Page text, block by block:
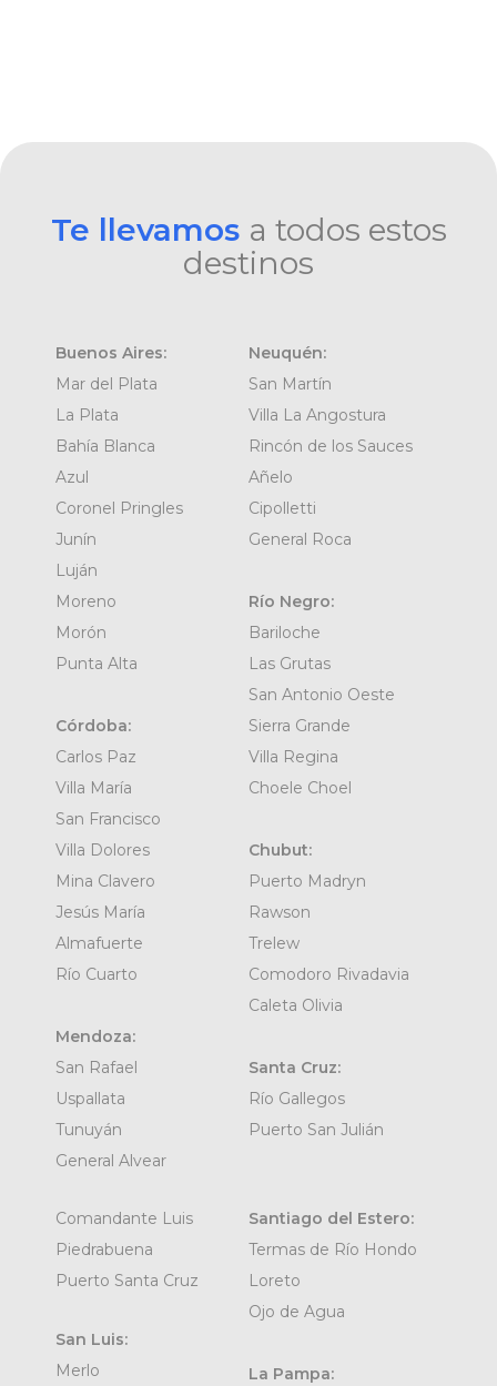
Te llevamos a todos estos
destinos
Buenos Aires:
Mar del Plata
La Plata
Bahía Blanca
Azul
Coronel Pringles
Junín
Luján
Moreno
Morón
Punta Alta
Córdoba:
Carlos Paz
Villa María
San Francisco
Villa Dolores
Mina Clavero
Jesús María
Almafuerte
Río Cuarto
Mendoza:
San Rafael
Uspallata
Tunuyán
General Alvear
Neuquén:
San Martín
Villa La Angostura
Rincón de los Sauces
Añelo
Cipolletti
General Roca
Río Negro:
Bariloche
Las Grutas
San Antonio Oeste
Sierra Grande
Villa Regina
Choele Choel
Chubut:
Puerto Madryn
Rawson
Trelew
Comodoro Rivadavia
Caleta Olivia
Santa Cruz:
Río Gallegos
Puerto San Julián
Comandante Luis
Piedrabuena
Puerto Santa Cruz
San Luis:
Merlo
Santiago del Estero:
Termas de Río Hondo
Loreto
Ojo de Agua
La Pampa: